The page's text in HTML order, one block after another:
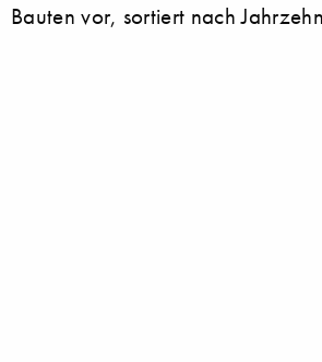
Bauten vor, sortiert nach